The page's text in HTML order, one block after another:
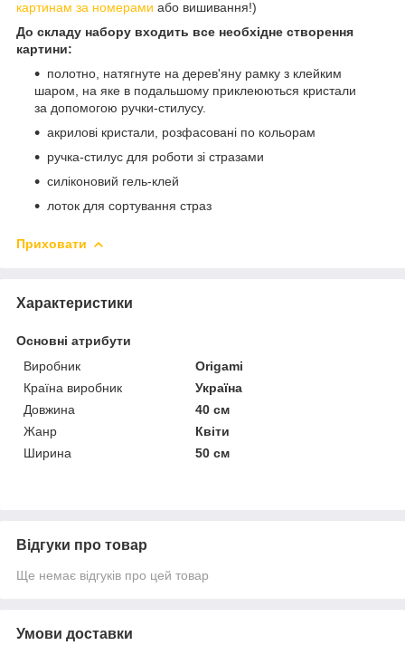
картинам за номерами або вишивання!)
До складу набору входить все необхідне створення
картини:
полотно, натягнуте на дерев'яну рамку з клейким
шаром, на яке в подальшому приклеюються кристали
за допомогою ручки-стилусу.
акрилові кристали, розфасовані по кольорам
ручка-стилус для роботи зі стразами
силіконовий гель-клей
лоток для сортування страз
Приховати
Характеристики
Основні атрибути
Виробник
Origami
Країна виробник
Україна
Довжина
40 см
Жанр
Квіти
Ширина
50 см
Відгуки про товар
Ще немає відгуків про цей товар
Умови доставки